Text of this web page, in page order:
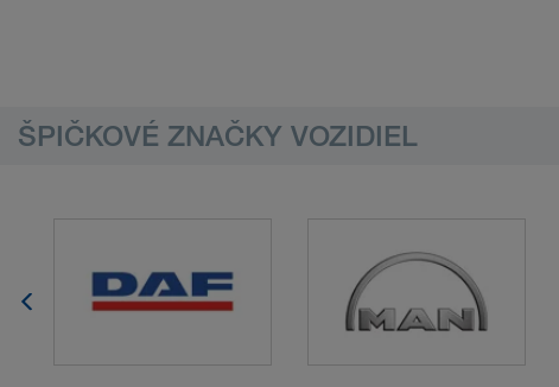
ŠPIČKOVÉ ZNAČKY VOZIDIEL